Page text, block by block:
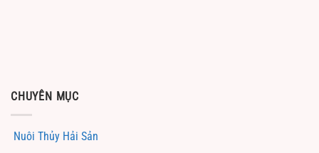
CHUYÊN MỤC
Nuôi Thủy Hải Sản